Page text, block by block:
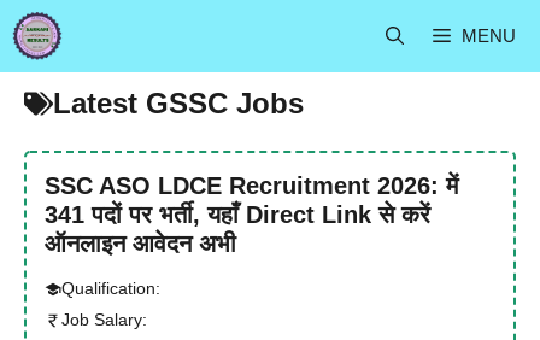
Skip
to
content
MENU
Latest GSSC Jobs
SSC ASO LDCE Recruitment 2026: में
341 पदों पर भर्ती, यहाँ Direct Link से करें
ऑनलाइन आवेदन अभी
Qualification:
Job Salary: